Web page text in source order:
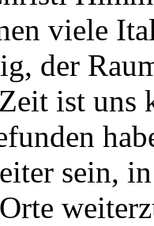
viele
der
ist uns
sein,